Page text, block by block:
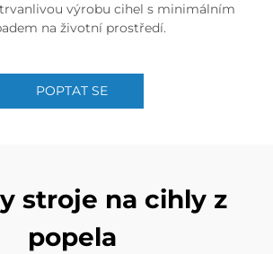
výrobu cihel s minimálním
na životní prostředí.
POPTAT SE
stroje na cihly z
popela